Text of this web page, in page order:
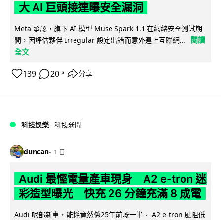
大 AI 巨頭接連曝安全漏洞
Meta 承認，旗下 AI 模型 Muse Spark 1.1 在網絡安全測試期
間，因評估夥伴 Irregular 設定出錯而意外連上互聯網...
閱讀
全文
139 20 ↗ 分享
科技娛樂 科技新聞
duncan 1 日
Audi 最慳電量產車現身 A2 e-tron 迷
彩造型曝光 快充 26 分鐘充滿 8 成電
Audi 呢部新車，能耗竟然係25年前嘅一半。 A2 e-tron 風阻低